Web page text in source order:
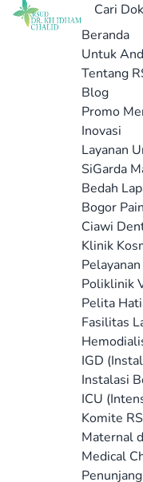
Cari
Beranda
Untuk
Tentang
Blog
Promo
Inovasi
Layanan
SiGarda
Bedah
Bogor
Ciawi
Klinik
Poliklinik
Pelita Hati
Fasilitas
IGD
Instalasi
ICU
Komite RS
Maternal
Medical